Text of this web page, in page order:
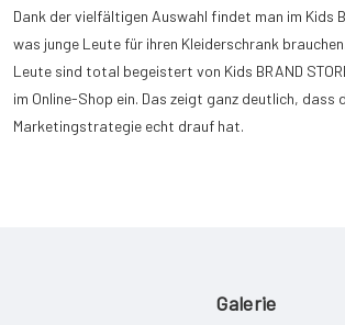
Dank der vielfältigen Auswahl findet man im Kids
was junge Leute für ihren Kleiderschrank
Leute sind total begeistert von Kids BRAND
im Online-Shop ein. Das zeigt ganz deutlich, dass
Marketingstrategie echt drauf hat.
Galerie